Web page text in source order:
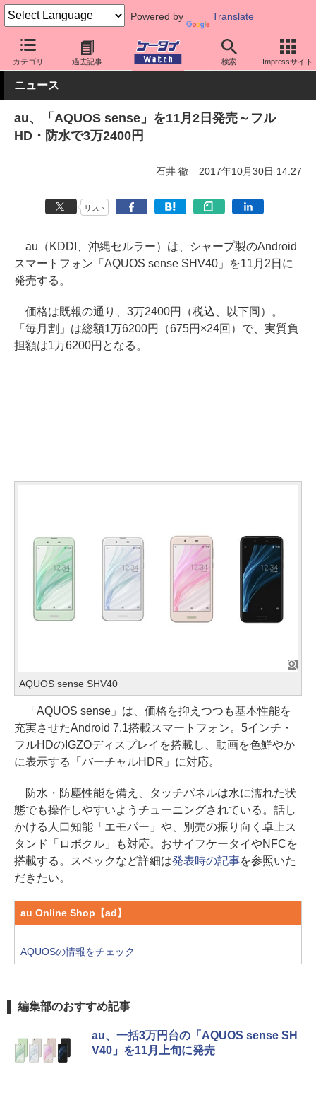
Powered by Translate
カテゴリ 過去記事 検索 Impressサイト
ケータイ Watch キャリア au AQUOS
ニュース
au、「AQUOS sense」を11月2日発売～フル
HD・防水で3万2400円
石井 徹 2017年10月30日 14:27
リスト
au（KDDI、沖縄セルラー）は、シャープ製のAndroid
スマートフォン「AQUOS sense SHV40」を11月2日に
発売する。
価格は既報の通り、3万2400円（税込、以下同）。
「毎月割」は総額1万6200円（675円×24回）で、実質負
担額は1万6200円となる。
AQUOS sense SHV40
「AQUOS sense」は、価格を抑えつつも基本性能を
充実させたAndroid 7.1搭載スマートフォン。5インチ・
フルHDのIGZOディスプレイを搭載し、動画を色鮮やか
に表示する「バーチャルHDR」に対応。
防水・防塵性能を備え、タッチパネルは水に濡れた状
態でも操作しやすいようチューニングされている。話し
かける人口知能「エモパー」や、別売の振り向く卓上ス
タンド「ロボクル」も対応。おサイフケータイやNFCを
搭載する。スペックなど詳細は発表時の記事を参照いた
だきたい。
au Online Shop【ad】
AQUOSの情報をチェック
編集部のおすすめ記事
au、一括3万円台の「AQUOS sense SH
V40」を11月上旬に発売